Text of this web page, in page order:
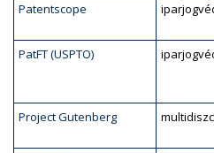
Patentscope
PatFT (USPTO)
Project Gutenberg